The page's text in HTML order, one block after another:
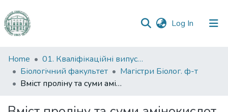
Log In (current)
Communities
&
Collections
Home
01. Кваліфікаційні випускні роботи здобувачів вищої освіти
Біологічний факультет
Магістри Біолог. ф-т
Вміст проліну та суми амінокислот у галофітів Куяльницького лиману